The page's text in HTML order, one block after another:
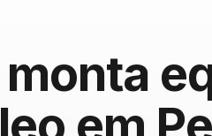
monta